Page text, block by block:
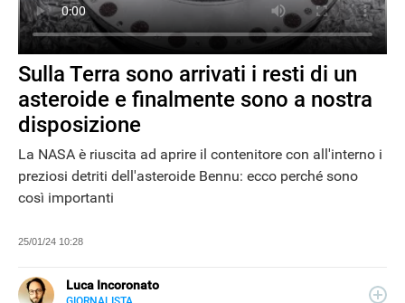
Sulla Terra sono arrivati i resti di un
asteroide e finalmente sono a nostra
disposizione
La NASA è riuscita ad aprire il contenitore con all'interno i
preziosi detriti dell'asteroide Bennu: ecco perché sono
così importanti
25/01/24 10:28
Luca Incoronato